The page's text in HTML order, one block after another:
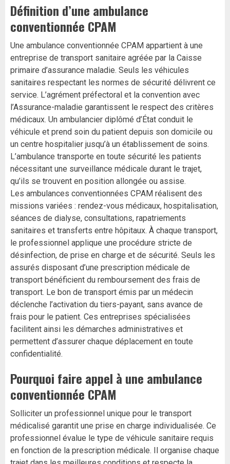
Définition d’une ambulance
conventionnée CPAM
Une ambulance conventionnée CPAM appartient à une
entreprise de transport sanitaire agréée par la Caisse
primaire d’assurance maladie. Seuls les véhicules
sanitaires respectant les normes de sécurité délivrent ce
service. L’agrément préfectoral et la convention avec
l’Assurance-maladie garantissent le respect des critères
médicaux. Un ambulancier diplômé d’État conduit le
véhicule et prend soin du patient depuis son domicile ou
un centre hospitalier jusqu’à un établissement de soins.
L’ambulance transporte en toute sécurité les patients
nécessitant une surveillance médicale durant le trajet,
qu’ils se trouvent en position allongée ou assise.
Les ambulances conventionnées CPAM réalisent des
missions variées : rendez-vous médicaux, hospitalisation,
séances de dialyse, consultations, rapatriements
sanitaires et transferts entre hôpitaux. À chaque transport,
le professionnel applique une procédure stricte de
désinfection, de prise en charge et de sécurité. Seuls les
assurés disposant d’une prescription médicale de
transport bénéficient du remboursement des frais de
transport. Le bon de transport émis par un médecin
déclenche l’activation du tiers-payant, sans avance de
frais pour le patient. Ces entreprises spécialisées
facilitent ainsi les démarches administratives et
permettent d’assurer chaque déplacement en toute
confidentialité.
Pourquoi faire appel à une ambulance
conventionnée CPAM
Solliciter un professionnel unique pour le transport
médicalisé garantit une prise en charge individualisée. Ce
professionnel évalue le type de véhicule sanitaire requis
en fonction de la prescription médicale. Il organise chaque